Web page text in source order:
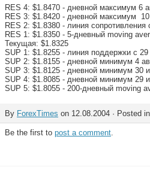
RES 4: $1.8470 - дневной максимум 6
RES 3: $1.8420 - дневной максимум 10
RES 2: $1.8380 - линия
RES 1: $1.8350 - 5-дневный moving
Текущая: $1.8325
SUP 1: $1.8255 - линия поддержки с
SUP 2: $1.8155 - дневной минимум 4
SUP 3: $1.8125 - дневной минимум 30
SUP 4: $1.8085 - дневной минимум 29
SUP 5: $1.8055 - 200-дневный moving
By ForexTimes on 12.08.2004 · Posted in
Be the first to post a comment.